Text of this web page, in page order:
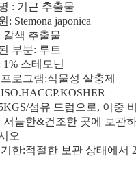
: 기근 추출물
: Stemona japonica
갈색 추출물
부분: 루트
1% 스테모닌
로그램:식물성 살충제
섬유 드럼으로, 이중
서늘한&건조한 곳에 보관
오
한:적절한 보관 상태에서